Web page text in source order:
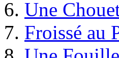
6. Une
7. Froissé au